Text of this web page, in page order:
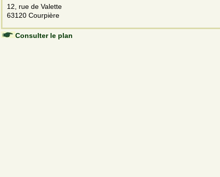
12, rue de Valette
63120 Courpière
Consulter le plan